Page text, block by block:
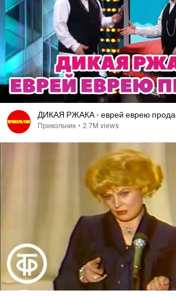
ДИКАЯ РЖАКА - еврей еврею
Прикольчик • 2.7M views